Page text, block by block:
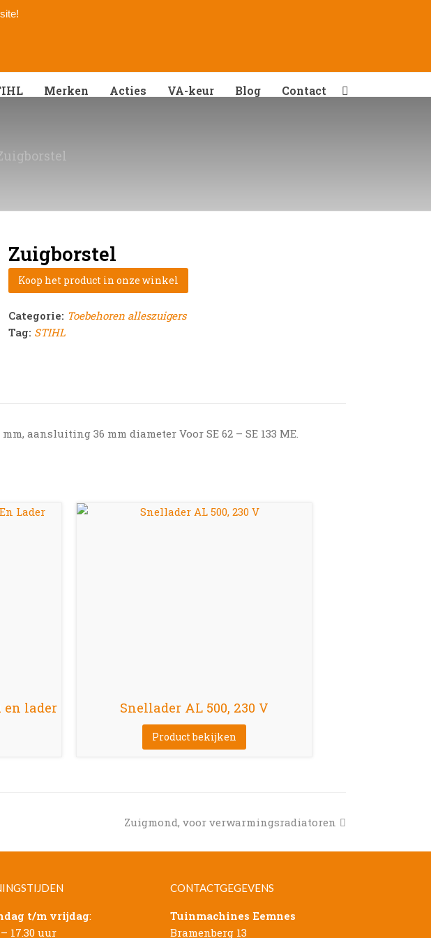
Merken Acties VA-keur Blog Contact
Zuigborstel
Koop het product in onze winkel
Categorie: Toebehoren alleszuigers
Tag: STIHL
aansluiting 36 mm diameter Voor SE 62 – SE 133 ME.
en lader Snellader AL 500, 230 V
Product bekijken
next
Zuigmond, voor verwarmingsradiatoren
t/m vrijdag:
17.30 uur
CONTACTGEGEVENS
Tuinmachines Eemnes
Bramenberg 13